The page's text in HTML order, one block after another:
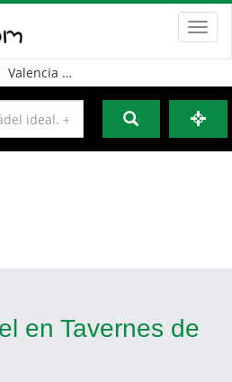
Valencia
en Tavernes de